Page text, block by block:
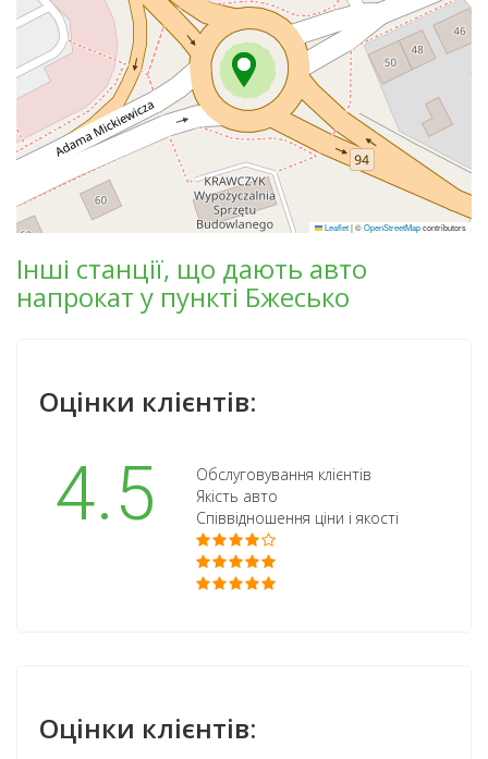
Leaflet|©OpenStreetMapcontributors
Інші станції, що дають авто
напрокат у пункті Бжесько
Оцінки клієнтів:
4.5
Обслуговування клієнтів
Якість авто
Співвідношення ціни і якості
Оцінки клієнтів: